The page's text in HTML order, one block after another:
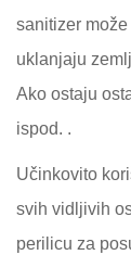
sanitizer
uklanjaju
Ako ostaju
ispod. .
Učinkovito
svih vidljivih
perilicu za